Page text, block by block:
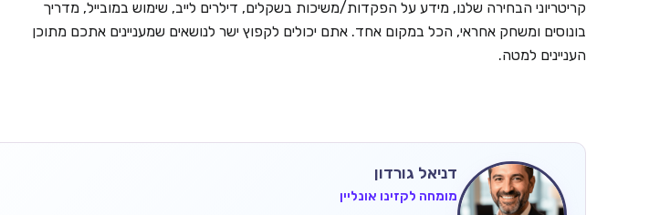
קריטריוני הבחירה שלנו, מידע על הפקדות/משיכות בשקלים, דילרים לייב, שימוש במובייל, מדריך
בונוסים ומשחק אחראי, הכל במקום אחד. אתם יכולים לקפוץ ישר לנושאים שמעניינים אתכם מתוכן
העניינים למטה.
דניאל גורדון
מומחה לקזינו אונליין